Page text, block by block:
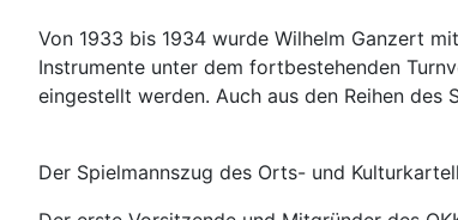
Von 1933 bis 1934 wurde Wilhelm Ganzert
Instrumente unter dem fortbestehenden
eingestellt werden. Auch aus den Reihen
Der Spielmannszug des Orts- und